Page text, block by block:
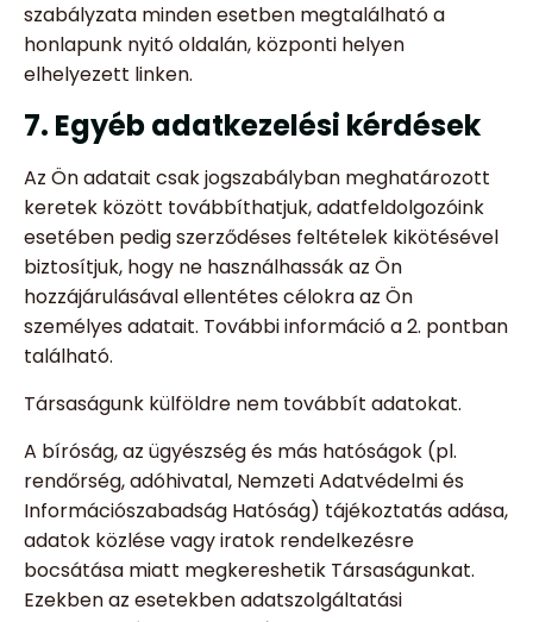
szabályzata minden esetben megtalálható a
honlapunk nyitó oldalán, központi helyen
elhelyezett linken.
7. Egyéb adatkezelési kérdések
Az Ön adatait csak jogszabályban meghatározott
keretek között továbbíthatjuk, adatfeldolgozóink
esetében pedig szerződéses feltételek kikötésével
biztosítjuk, hogy ne használhassák az Ön
hozzájárulásával ellentétes célokra az Ön
személyes adatait. További információ a 2. pontban
található.
Társaságunk külföldre nem továbbít adatokat.
A bíróság, az ügyészség és más hatóságok (pl.
rendőrség, adóhivatal, Nemzeti Adatvédelmi és
Információszabadság Hatóság) tájékoztatás adása,
adatok közlése vagy iratok rendelkezésre
bocsátása miatt megkereshetik Társaságunkat.
Ezekben az esetekben adatszolgáltatási